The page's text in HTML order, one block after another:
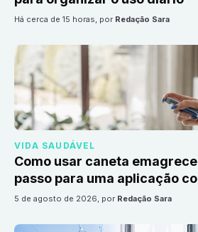
há cerca de 15 horas, por Redação Sara
VIDA SAUDÁVEL
Como usar caneta
passo para uma aplicação
5 de agosto de 2026, por Redação Sara